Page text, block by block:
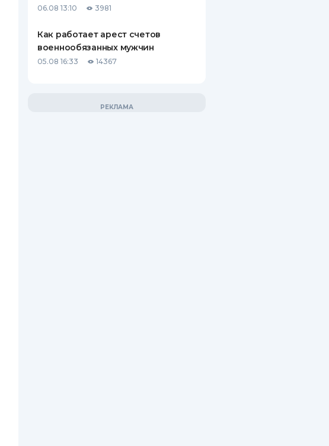
06.08 13:10 3981
Как работает арест счетов
военнообязанных мужчин
05.08 16:33 14367